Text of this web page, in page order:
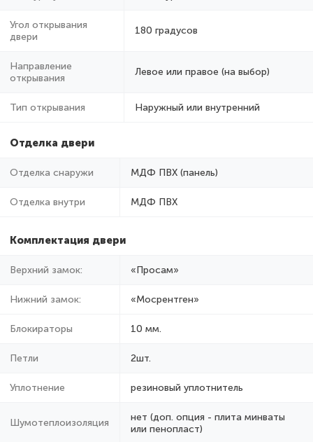
Угол открывания
двери
180 градусов
Направление
открывания
Левое или правое (на выбор)
Тип открывания Наружный или внутренний
Отделка двери
Отделка снаружи МДФ ПВХ (панель)
Отделка внутри МДФ ПВХ
Комплектация двери
Верхний замок: «Просам»
Нижний замок: «Мосрентген»
Блокираторы 10 мм.
Петли 2шт.
Уплотнение резиновый уплотнитель
Шумотеплоизоляция
нет (доп. опция - плита минваты
или пенопласт)